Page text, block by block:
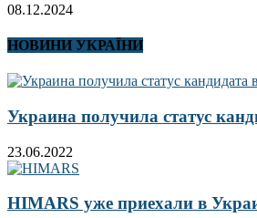
08.12.2024
НОВИНИ УКРАЇНИ
Украина получила статус
23.06.2022
HIMARS уже приехали в